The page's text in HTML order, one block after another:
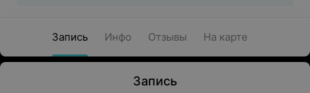
Запись Инфо Отзывы На карте
Запись